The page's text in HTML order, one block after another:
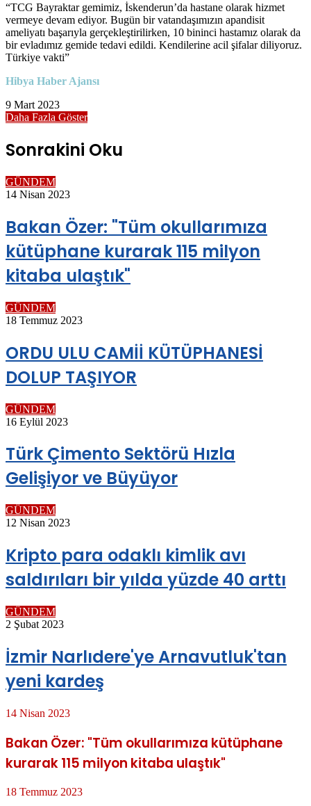
“TCG Bayraktar gemimiz, İskenderun’da hastane olarak hizmet
vermeye devam ediyor. Bugün bir vatandaşımızın apandisit
ameliyatı başarıyla gerçekleştirilirken, 10 bininci hastamız olarak da
bir evladımız gemide tedavi edildi. Kendilerine acil şifalar diliyoruz.
Türkiye vakti”
Hibya Haber Ajansı
9 Mart 2023
Daha Fazla Göster
Sonrakini Oku
GÜNDEM
14 Nisan 2023
Bakan Özer: "Tüm okullarımıza
kütüphane kurarak 115 milyon
kitaba ulaştık"
GÜNDEM
18 Temmuz 2023
ORDU ULU CAMİİ KÜTÜPHANESİ
DOLUP TAŞIYOR
GÜNDEM
16 Eylül 2023
Türk Çimento Sektörü Hızla
Gelişiyor ve Büyüyor
GÜNDEM
12 Nisan 2023
Kripto para odaklı kimlik avı
saldırıları bir yılda yüzde 40 arttı
GÜNDEM
2 Şubat 2023
İzmir Narlıdere'ye Arnavutluk'tan
yeni kardeş
14 Nisan 2023
Bakan Özer: "Tüm okullarımıza kütüphane
kurarak 115 milyon kitaba ulaştık"
18 Temmuz 2023